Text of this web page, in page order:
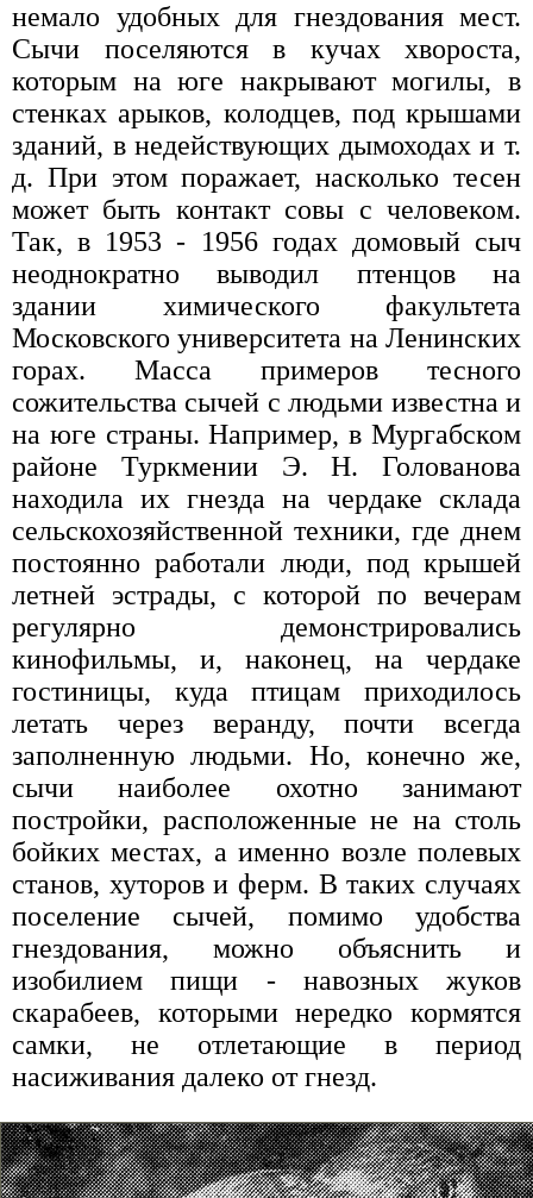
немало удобных для гнездования мест.
Сычи поселяются в кучах хвороста,
которым на юге накрывают могилы, в
стенках арыков, колодцев, под крышами
зданий, в недействующих дымоходах и т.
д. При этом поражает, насколько тесен
может быть контакт совы с человеком.
Так, в 1953 - 1956 годах домовый сыч
неоднократно выводил птенцов на
здании химического факультета
Московского университета на Ленинских
горах. Масса примеров тесного
сожительства сычей с людьми известна и
на юге страны. Например, в Мургабском
районе Туркмении Э. Н. Голованова
находила их гнезда на чердаке склада
сельскохозяйственной техники, где днем
постоянно работали люди, под крышей
летней эстрады, с которой по вечерам
регулярно демонстрировались
кинофильмы, и, наконец, на чердаке
гостиницы, куда птицам приходилось
летать через веранду, почти всегда
заполненную людьми. Но, конечно же,
сычи наиболее охотно занимают
постройки, расположенные не на столь
бойких местах, а именно возле полевых
станов, хуторов и ферм. В таких случаях
поселение сычей, помимо удобства
гнездования, можно объяснить и
изобилием пищи - навозных жуков
скарабеев, которыми нередко кормятся
самки, не отлетающие в период
насиживания далеко от гнезд.